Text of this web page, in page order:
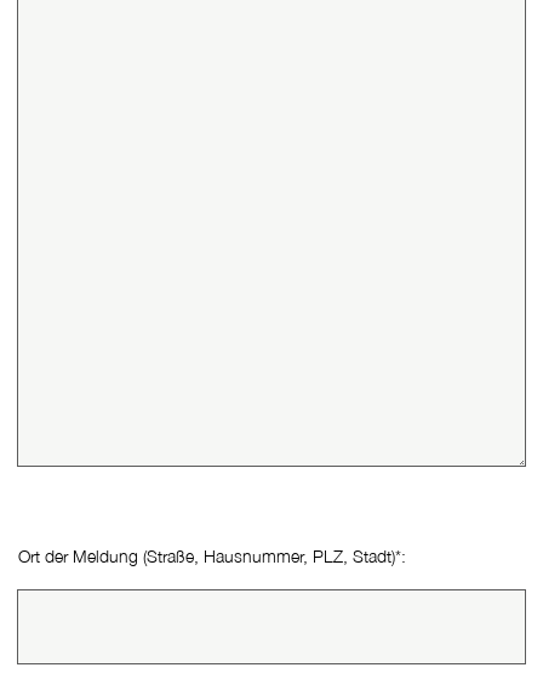
Ort der Meldung (Straße, Hausnummer, PLZ, Stadt)*(Pflichtfeld)
: